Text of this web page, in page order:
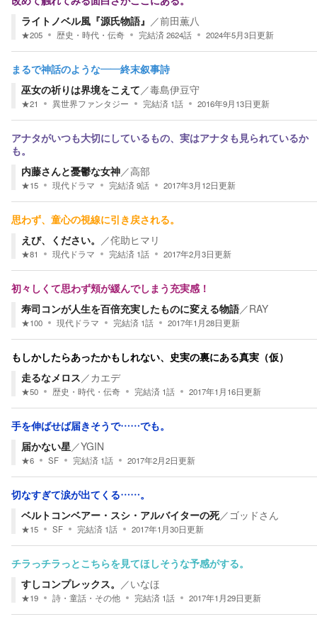
ライトノベル風『源氏物語』 ／前田薫八
★205 歴史・時代・伝奇 完結済2624話 2024年5月3日更新
まるで神話のような――終末叙事詩
巫女の祈りは界境をこえて／毒島伊豆守
★21 異世界ファンタジー 完結済 1話 2016年9月13日更新
アナタがいつも大切にしているもの、実はアナタも見られているか
も。
内藤さんと憂鬱な女神／高部
★15 現代ドラマ 完結済9話 2017年3月12日更新
思わず、童心の視線に引き戻される。
えび、ください。 ／侘助ヒマリ
★81 現代ドラマ 完結済 1話 2017年2月3日更新
初々しくて思わず頬が緩んでしまう充実感！
寿司コンが人生を百倍充実したものに変える物語／RAY
★100 現代ドラマ 完結済 1話 2017年1月28日更新
もしかしたらあったかもしれない、史実の裏にある真実（仮）
走るなメロス／カエデ
★50 歴史・時代・伝奇 完結済 1話 2017年1月16日更新
手を伸ばせば届きそうで……でも。
届かない星／YGIN
★6 SF 完結済 1話 2017年2月2日更新
切なすぎて涙が出てくる……。
ベルトコンベアー・スシ・アルバイターの死／ ゴッドさん
★15 SF 完結済 1話 2017年1月30日更新
チラっチラっとこちらを見てほしそうな予感がする。
すしコンプレックス。 ／いなほ
★19 詩・童話・その他 完結済 1話 2017年1月29日更新